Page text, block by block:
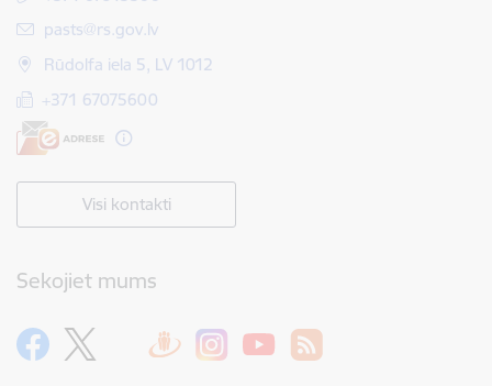
E-pasts:
pasts@rs.gov.lv
Rūdolfa iela 5, LV 1012
+371 67075600
Visi kontakti
Sekojiet mums